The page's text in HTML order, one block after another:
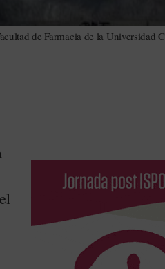
de Farmacia de la Universidad